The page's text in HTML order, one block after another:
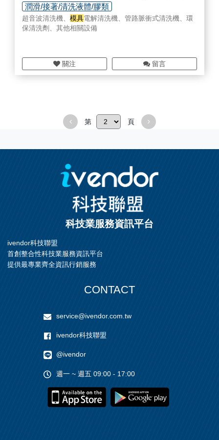
潤滑/接著/清洗液體/膠類
專用機設計研發/設備改造
各式整機設備
超音波清洗機、 模具電解清洗機、管路脈衝式清洗機、環
保清洗劑、其他相關設備
關注 留言
第 頁
科技業服務資訊平台
ivendor科技聯盟
首創整合性科技業服務資訊平台
提供最專業齊全資訊行銷服務
CONTACT
service@ivendor.com.tw
ivendor科技聯盟
@ivendor
週一 ~ 週五 09:00 - 17:00